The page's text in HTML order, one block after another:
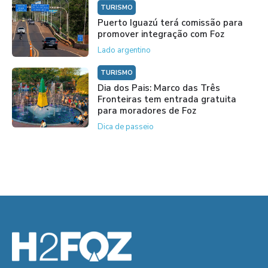
TURISMO
Puerto Iguazú terá comissão para
promover integração com Foz
Lado argentino
TURISMO
Dia dos Pais: Marco das Três
Fronteiras tem entrada gratuita
para moradores de Foz
Dica de passeio